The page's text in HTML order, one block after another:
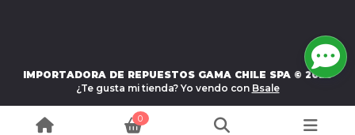
IMPORTADORA DE REPUESTOS GAMA CHILE SPA © 2026
¿Te gusta mi tienda? Yo vendo con Bsale
0